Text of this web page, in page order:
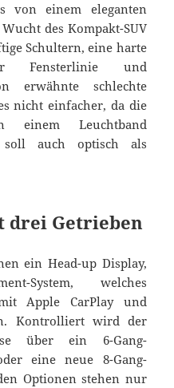
von einem eleganten
des Kompakt-SUV
Schultern, eine harte
Fensterlinie und
erwähnte schlechte
nicht einfacher, da die
einem Leuchtband
auch optisch als
drei Getrieben
ein Head-up Display,
System, welches
Apple CarPlay und
Kontrolliert wird der
über ein 6-Gang-
eine neue 8-Gang-
Optionen stehen nur